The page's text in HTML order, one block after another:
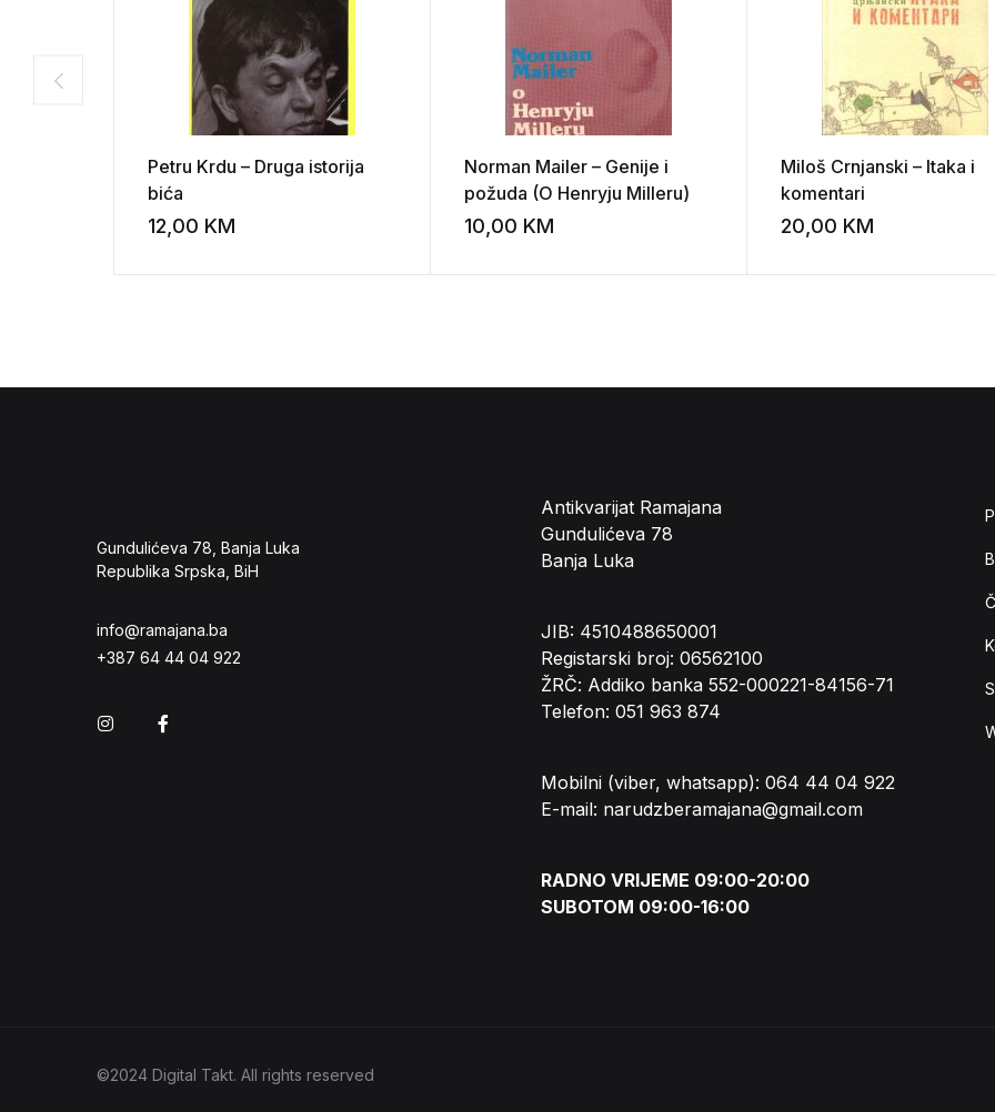
Petru Krdu – Druga istorija
bića
12,00 KM Add to wishlist
Norman Mailer – Genije i
požuda (O Henryju Milleru)
10,00 KM Add to wishlist
Miloš Crnjanski – Itaka i
komentari
20,00 KM
Gundulićeva 78, Banja Luka
Republika Srpska, BiH
info@ramajana.ba
+387 64 44 04 922
Instagram
Antikvarijat Ramajana
Gundulićeva 78
Banja Luka
JIB: 4510488650001
Registarski broj: 06562100
ŽRČ: Addiko banka 552-000221-84156-71
Telefon: 051 963 874
Mobilni (viber, whatsapp): 064 44 04 922
E-mail: narudzberamajana@gmail.com
RADNO VRIJEME 09:00-20:00
SUBOTOM 09:00-16:00
©2024 Digital Takt. All rights reserved